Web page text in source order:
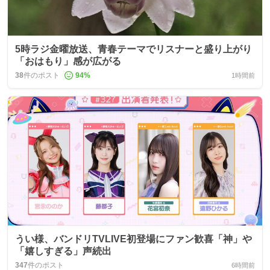
5時ラジ金曜放送、青春テーマでリスナーと盛り上がり
「おはもり」感が広がる
38件のポスト 94% 1時間前
うい様、バンドリTVLIVE初登場にファン歓喜「神」や
「嬉しすぎる」声続出
347件のポスト 6時間前